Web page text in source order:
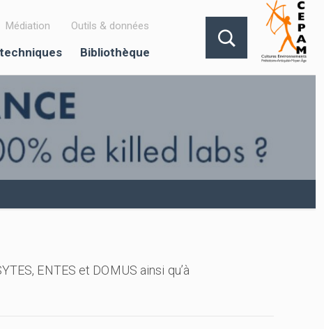
Médiation Outils & données
Bibliothèque
ENTES et DOMUS ainsi qu’à